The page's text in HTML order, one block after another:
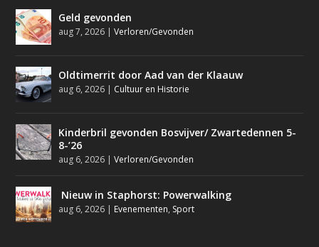
Geld gevonden
aug 7, 2026 |Verloren/Gevonden
Oldtimerrit door Aad van der Klaauw
aug 6, 2026 | Cultuur en Historie
Kinderbril gevonden Bosvijver/ Zwartedennen 5-
8-’26
aug 6, 2026 |Verloren/Gevonden
Nieuw in Staphorst: Powerwalking
aug 6, 2026 | Evenementen, Sport